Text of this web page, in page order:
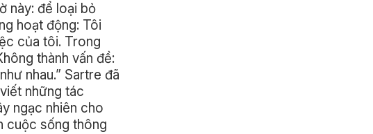
này: để loại bỏ
hoạt động: Tôi
của tôi. Trong
thành vấn đề:
nhau.” Sartre đã
những tác
ngạc nhiên cho
cuộc sống thông